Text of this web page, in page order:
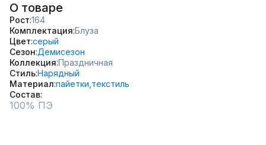
О товаре
Рост 164
Комплектация Блуза
Цвет серый
Сезон Демисезон
Коллекция Праздничная
СтильНарядный
Материал пайетки, текстиль
Состав
100% ПЭ